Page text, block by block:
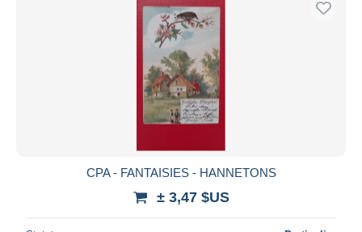
CPA - FANTAISIES - HANNETONS
± 3,47 $US